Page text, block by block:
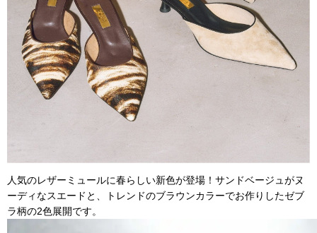
人気のレザーミュールに春らしい新色が登場！サンドベージュがヌ
ーディなスエードと、トレンドのブラウンカラーでお作りしたゼブ
ラ柄の2色展開です。